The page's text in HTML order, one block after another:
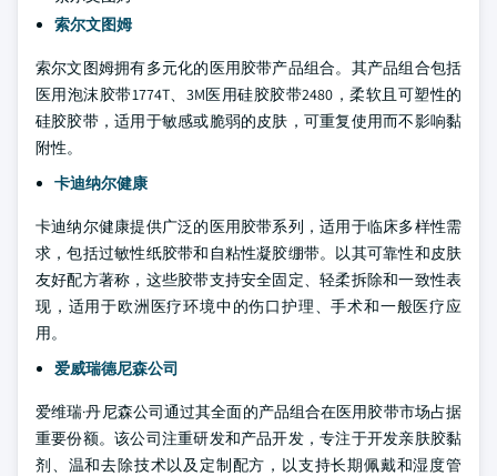
索尔文图姆
索尔文图姆拥有多元化的医用胶带产品组合。其产品组合包括
医用泡沫胶带1774T、3M医用硅胶胶带2480，柔软且可塑性的
硅胶胶带，适用于敏感或脆弱的皮肤，可重复使用而不影响黏
附性。
卡迪纳尔健康
卡迪纳尔健康提供广泛的医用胶带系列，适用于临床多样性需
求，包括过敏性纸胶带和自粘性凝胶绷带。以其可靠性和皮肤
友好配方著称，这些胶带支持安全固定、轻柔拆除和一致性表
现，适用于欧洲医疗环境中的伤口护理、手术和一般医疗应
用。
爱威瑞德尼森公司
爱维瑞·丹尼森公司通过其全面的产品组合在医用胶带市场占据
重要份额。该公司注重研发和产品开发，专注于开发亲肤胶黏
剂、温和去除技术以及定制配方，以支持长期佩戴和湿度管